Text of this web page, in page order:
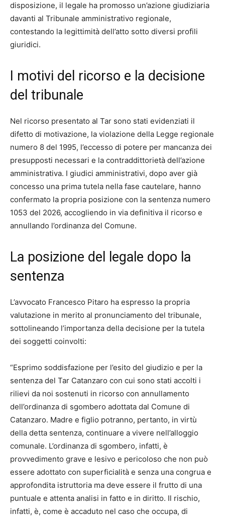
disposizione, il legale ha promosso un’azione giudiziaria
davanti al Tribunale amministrativo regionale,
contestando la legittimità dell’atto sotto diversi profili
giuridici.
I motivi del ricorso e la decisione
del tribunale
Nel ricorso presentato al Tar sono stati evidenziati il
difetto di motivazione, la violazione della Legge regionale
numero 8 del 1995, l’eccesso di potere per mancanza dei
presupposti necessari e la contraddittorietà dell’azione
amministrativa. I giudici amministrativi, dopo aver già
concesso una prima tutela nella fase cautelare, hanno
confermato la propria posizione con la sentenza numero
1053 del 2026, accogliendo in via definitiva il ricorso e
annullando l’ordinanza del Comune.
La posizione del legale dopo la
sentenza
L’avvocato Francesco Pitaro ha espresso la propria
valutazione in merito al pronunciamento del tribunale,
sottolineando l’importanza della decisione per la tutela
dei soggetti coinvolti:
“Esprimo soddisfazione per l’esito del giudizio e per la
sentenza del Tar Catanzaro con cui sono stati accolti i
rilievi da noi sostenuti in ricorso con annullamento
dell’ordinanza di sgombero adottata dal Comune di
Catanzaro. Madre e figlio potranno, pertanto, in virtù
della detta sentenza, continuare a vivere nell’alloggio
comunale. L’ordinanza di sgombero, infatti, è
provvedimento grave e lesivo e pericoloso che non può
essere adottato con superficialità e senza una congrua e
approfondita istruttoria ma deve essere il frutto di una
puntuale e attenta analisi in fatto e in diritto. Il rischio,
infatti, è, come è accaduto nel caso che occupa, di